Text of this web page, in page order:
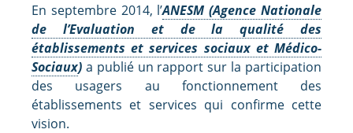
En septembre 2014, l’ANESM (Agence Nationale
de l’Evaluation et de la qualité des
établissements et services sociaux et Médico-
Sociaux) a publié un rapport sur la participation
des usagers au fonctionnement des
établissements et services qui confirme cette
vision.